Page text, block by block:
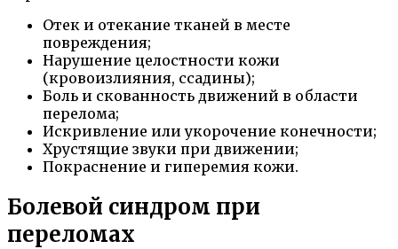
Отек и отекание тканей в месте
повреждения;
Нарушение целостности кожи
(кровоизлияния, ссадины);
Боль и скованность движений в области
перелома;
Искривление или укорочение конечности;
Хрустящие звуки при движении;
Покраснение и гиперемия кожи.
Болевой синдром при
переломах